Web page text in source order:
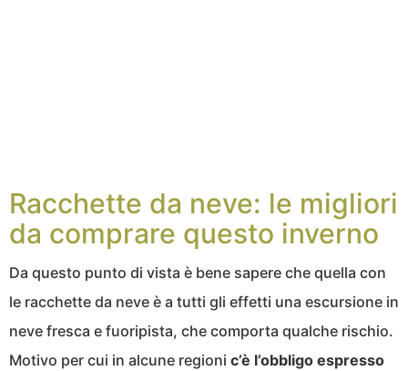
Racchette da neve: le migliori
da comprare questo inverno
Da questo punto di vista è bene sapere che quella con
le racchette da neve è a tutti gli effetti una escursione in
neve fresca e fuoripista, che comporta qualche rischio.
Motivo per cui in alcune regioni c’è l’obbligo espresso